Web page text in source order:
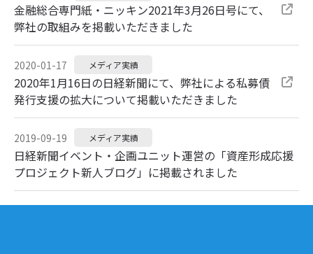
金融総合専門紙・ニッキン2021年3月26日号にて、
弊社の取組みを掲載いただきました
2020-01-17 メディア実績
2020年1月16日の日経新聞にて、弊社による私募債
発行支援の拡大について掲載いただきました
2019-09-19 メディア実績
日経新聞イベント・企画ユニット運営の「資産形成応援
プロジェクト新人ブログ」に掲載されました